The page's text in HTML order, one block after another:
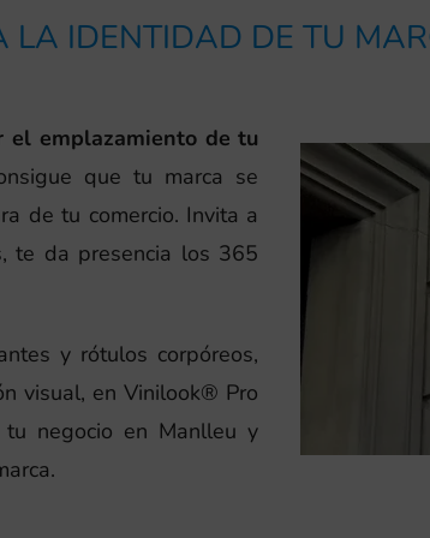
LA IDENTIDAD DE TU
emplazamiento de tu
que tu marca se
de tu comercio. Invita a
te da presencia los 365
y rótulos corpóreos,
visual, en Vinilook® Pro
negocio en Manlleu y